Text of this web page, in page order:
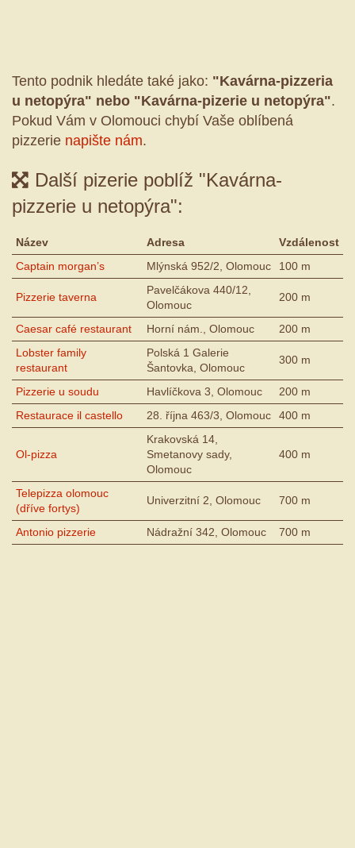
Tento podnik hledáte také jako: "Kavárna-pizzeria
u netopýra" nebo "Kavárna-pizerie u netopýra".
Pokud Vám v Olomouci chybí Vaše oblíbená
pizzerie napište nám.
Další pizerie poblíž "Kavárna-
pizzerie u netopýra":
Název Adresa
Vzdálenost
Captain morgan’s
Mlýnská 952/2, Olomouc 100 m
Pizzerie taverna
Pavelčákova 440/12,
Olomouc
200 m
Caesar café restaurant Horní nám., Olomouc
200 m
Lobster family
restaurant
Polská 1 Galerie
Šantovka, Olomouc
300 m
Pizzerie u soudu Havlíčkova 3, Olomouc
200 m
Restaurace il castello
28. října 463/3, Olomouc 400 m
Ol-pizza
Krakovská 14,
Smetanovy sady,
Olomouc
400 m
Telepizza olomouc
(dříve fortys)
Univerzitní 2, Olomouc 700 m
Antonio pizzerie Nádražní 342, Olomouc 700 m